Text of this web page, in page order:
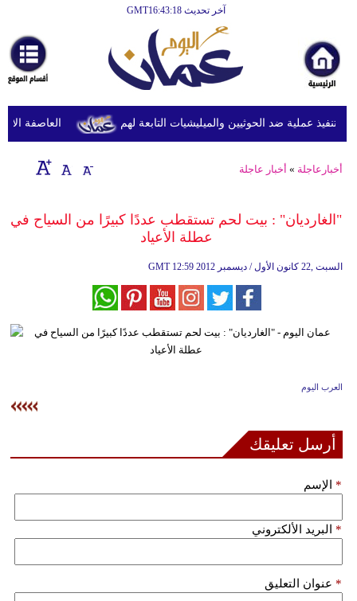
آخر تحديث GMT16:43:18
أخبارعاجلة
رياضة
ثقافة
إقتصاد
وموسيقى
سياحة
ديكور
مرأة
وتكنولوجيا
العاصفة عملية ضد الحوثيين والميليشيات التابعة لهم
أخبارعاجلة » أخبار عاجلة
"الغارديان" : بيت لحم تستقطب عددًا كبيرًا من السياح في
عطلة الأعياد
GMT 12:59 2012 السبت ,22 كانون الأول / ديسمبر
العرب اليوم
أرسل تعليقك
الإسم *
البريد الألكتروني *
عنوان التعليق *